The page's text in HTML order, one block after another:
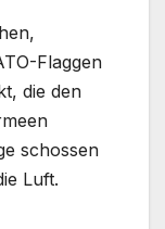
Flaggen
die den
schossen
Luft.